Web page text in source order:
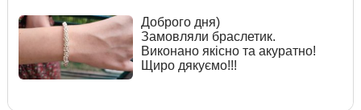
Доброго дня)
Замовляли браслетик.
Виконано якісно та акуратно!
Щиро дякуємо!!!